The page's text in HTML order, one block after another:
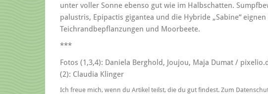
unter voller Sonne ebenso gut wie im Halbschatten.
palustris, Epipactis gigantea und die Hybride „Sabine“
Teichrandbepflanzungen und Moorbeete.
***
Fotos (1,3,4): Daniela Berghold, Joujou, Maja Dumat /
(2): Claudia Klinger
Ich freue mich, wenn du Artikel teilst, die du gut findest. Zum